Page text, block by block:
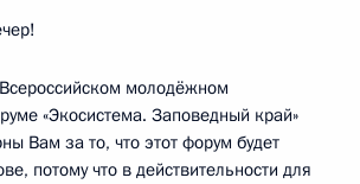
молодёжном
«Экосистема. Заповедный край»
Вам за то, что этот форум будет
потому что в действительности для